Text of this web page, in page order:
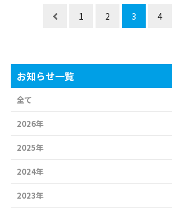
1 2 3 4
お知らせ一覧
全て
2026年
2025年
2024年
2023年